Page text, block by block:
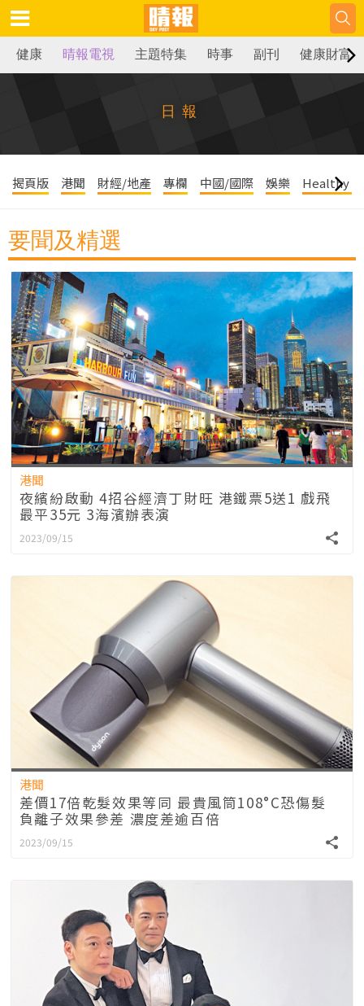
健康 晴報電視 主題特集 時事 副刊 健康財富
日報
揭頁版 港聞 財經/地產 專欄 中國/國際 娛樂 Healthy
要聞及精選
港聞
夜繽紛啟動 4招谷經濟丁財旺 港鐵票5送1 戲飛
最平35元 3海濱辦表演
2023/09/15
港聞
差價17倍乾髮效果等同 最貴風筒108°C恐傷髮
負離子效果參差 濃度差逾百倍
2023/09/15